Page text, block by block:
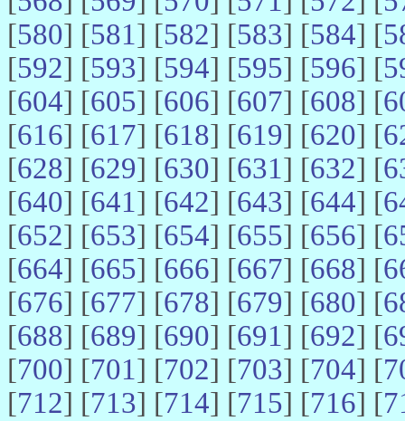
[580] [581] [582] [583] [584] [
[592] [593] [594] [595] [596] [
[604] [605] [606] [607] [608] [
[616] [617] [618] [619] [620] [
[628] [629] [630] [631] [632] [
[640] [641] [642] [643] [644] [
[652] [653] [654] [655] [656] [
[664] [665] [666] [667] [668] [
[676] [677] [678] [679] [680] [
[688] [689] [690] [691] [692] [
[700] [701] [702] [703] [704] [
[712] [713] [714] [715] [716] [